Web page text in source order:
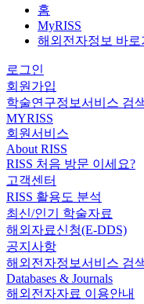
홈
MyRISS
해외전자정보 바로
로그인
회원가입
학술연구정보서비스 검
MYRISS
회원서비스
About RISS
RISS 처음 방문 이세요?
고객센터
RISS 활용도 분석
최신/인기 학술자료
해외자료신청(E-DDS)
공지사항
해외전자정보서비스 검
Databases & Journals
해외전자자료 이용안내